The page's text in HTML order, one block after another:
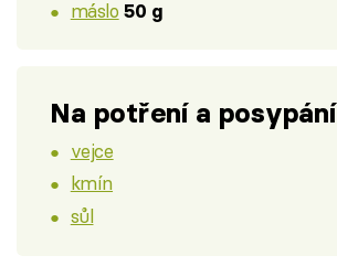
máslo 50 g
Na potření a posypání
vejce
kmín
sůl